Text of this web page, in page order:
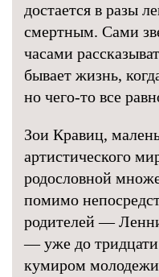
достается в разы
смертным. Сами
часами
бывает жизнь,
но чего-то все
Зои Кравиц,
артистического
родословной
помимо
родителей —
— уже до тридцати
кумиром